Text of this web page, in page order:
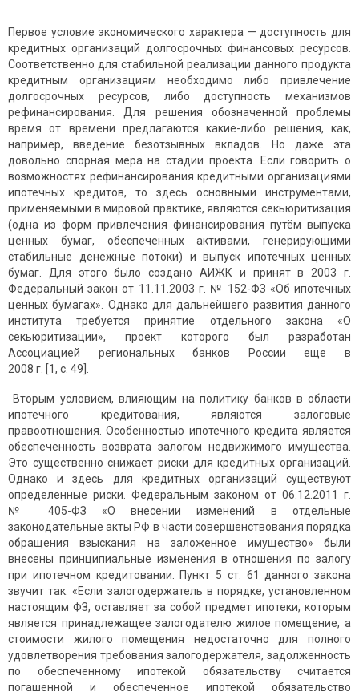
Первое условие экономического характера — доступность для
кредитных организаций долгосрочных финансовых ресурсов.
Соответственно для стабильной реализации данного продукта
кредитным организациям необходимо либо привлечение
долгосрочных ресурсов, либо доступность механизмов
рефинансирования. Для решения обозначенной проблемы
время от времени предлагаются какие-либо решения, как,
например, введение безотзывных вкладов. Но даже эта
довольно спорная мера на стадии проекта. Если говорить о
возможностях рефинансирования кредитными организациями
ипотечных кредитов, то здесь основными инструментами,
применяемыми в мировой практике, являются секьюритизация
(одна из форм привлечения финансирования путём выпуска
ценных бумаг, обеспеченных активами, генерирующими
стабильные денежные потоки) и выпуск ипотечных ценных
бумаг. Для этого было создано АИЖК и принят в 2003 г.
Федеральный закон от 11.11.2003 г. № 152-ФЗ «Об ипотечных
ценных бумагах». Однако для дальнейшего развития данного
института требуется принятие отдельного закона «О
секьюритизации», проект которого был разработан
Ассоциацией региональных банков России еще в
2008 г. [1, с. 49].
Вторым условием, влияющим на политику банков в области
ипотечного кредитования, являются залоговые
правоотношения. Особенностью ипотечного кредита является
обеспеченность возврата залогом недвижимого имущества.
Это существенно снижает риски для кредитных организаций.
Однако и здесь для кредитных организаций существуют
определенные риски. Федеральным законом от 06.12.2011 г.
№ 405-ФЗ «О внесении изменений в отдельные
законодательные акты РФ в части совершенствования порядка
обращения взыскания на заложенное имущество» были
внесены принципиальные изменения в отношения по залогу
при ипотечном кредитовании. Пункт 5 ст. 61 данного закона
звучит так: «Если залогодержатель в порядке, установленном
настоящим ФЗ, оставляет за собой предмет ипотеки, которым
является принадлежащее залогодателю жилое помещение, а
стоимости жилого помещения недостаточно для полного
удовлетворения требования залогодержателя, задолженность
по обеспеченному ипотекой обязательству считается
погашенной и обеспеченное ипотекой обязательство